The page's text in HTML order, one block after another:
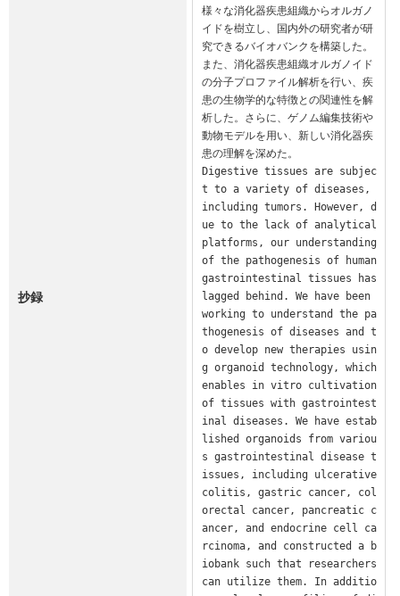
抄録
様々な消化器疾患組織からオルガノ
イドを樹立し、国内外の研究者が研
究できるバイオバンクを構築した。
また、消化器疾患組織オルガノイド
の分子プロファイル解析を行い、疾
患の生物学的な特徴との関連性を解
析した。さらに、ゲノム編集技術や
動物モデルを用い、新しい消化器疾
患の理解を深めた。
Digestive tissues are subjec
t to a variety of diseases,
including tumors. However, d
ue to the lack of analytical
platforms, our understanding
of the pathogenesis of human
gastrointestinal tissues has
lagged behind. We have been
working to understand the pa
thogenesis of diseases and t
o develop new therapies usin
g organoid technology, which
enables in vitro cultivation
of tissues with gastrointest
inal diseases. We have estab
lished organoids from variou
s gastrointestinal disease t
issues, including ulcerative
colitis, gastric cancer, col
orectal cancer, pancreatic c
ancer, and endocrine cell ca
rcinoma, and constructed a b
iobank such that researchers
can utilize them. In additio